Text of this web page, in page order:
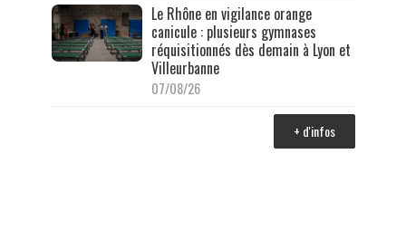
Le Rhône en vigilance orange
canicule : plusieurs gymnases
réquisitionnés dès demain à Lyon et
Villeurbanne
07/08/26
+ d'infos